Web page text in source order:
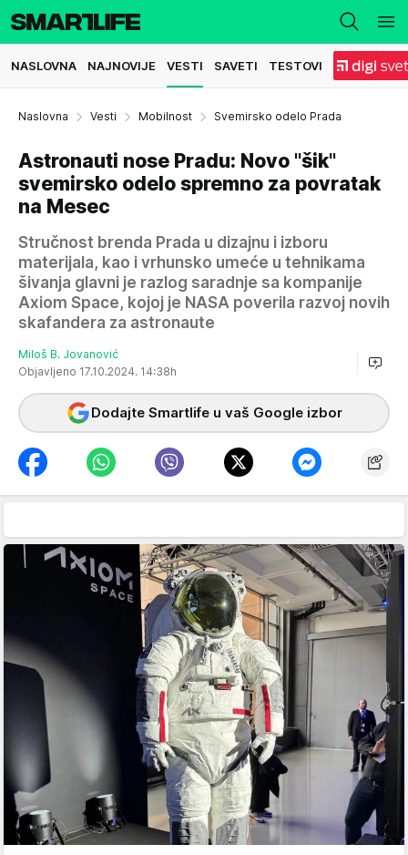
NASLOVNA NAJNOVIJE VESTI SAVETI TESTOVI
Naslovna Vesti Mobilnost Svemirsko odelo Prada
Astronauti nose Pradu: Novo "šik"
svemirsko odelo spremno za povratak
na Mesec
Stručnost brenda Prada u dizajnu i izboru
materijala, kao i vrhunsko umeće u tehnikama
šivanja glavni je razlog saradnje sa kompanije
Axiom Space, kojoj je NASA poverila razvoj novih
skafandera za astronaute
Miloš B. Jovanović
Objavljeno 17.10.2024. 14:38h
Dodajte Smartlife u vaš Google izbor